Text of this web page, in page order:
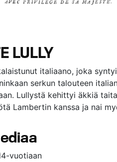
LULLY
italiaano, joka
serkun talouteen
Lullystä kehittyi äkkiä
Lambertin kanssa ja nai
vuotiaan